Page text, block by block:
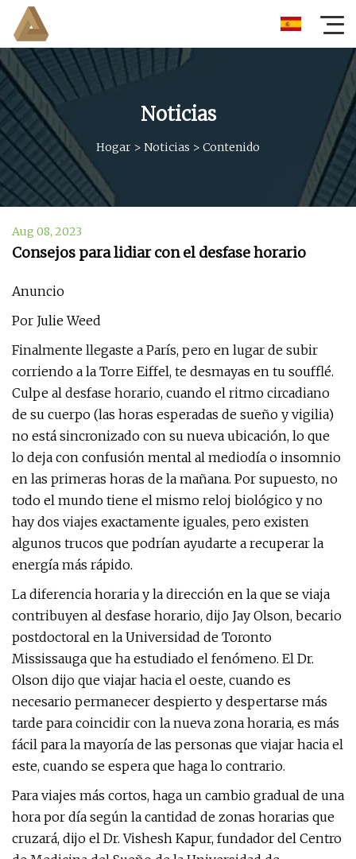
Noticias
Hogar > Noticias > Contenido
Aug 08, 2023
Consejos para lidiar con el desfase horario
Anuncio
Por Julie Weed
Finalmente llegaste a París, pero en lugar de subir
corriendo a la Torre Eiffel, te desmayas en tu soufflé.
Culpe al desfase horario, cuando el ritmo circadiano
de su cuerpo (las horas esperadas de sueño y vigilia)
no está sincronizado con su nueva ubicación, lo que
lo deja con confusión mental al mediodía o insomnio
en las primeras horas de la mañana. Por supuesto, no
todo el mundo tiene el mismo reloj biológico y no
hay dos viajes exactamente iguales, pero existen
algunos trucos que podrían ayudarte a recuperar la
energía más rápido.
La diferencia horaria y la dirección en la que se viaja
contribuyen al desfase horario, dijo Jay Olson, becario
postdoctoral en la Universidad de Toronto
Mississauga que ha estudiado el fenómeno. El Dr.
Olson dijo que viajar hacia el oeste, cuando es
necesario permanecer despierto y despertarse más
tarde para coincidir con la nueva zona horaria, es más
fácil para la mayoría de las personas que viajar hacia el
este, cuando se espera que haga lo contrario.
Para viajes más cortos, haga un cambio gradual de una
hora por día según la cantidad de zonas horarias que
cruzará, dijo el Dr. Vishesh Kapur, fundador del Centro